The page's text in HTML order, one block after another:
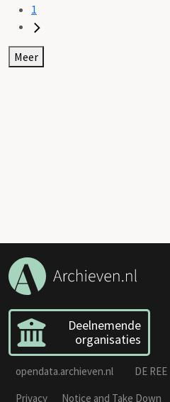
1
Meer
Deelnemende
organisaties
opendata.archieven.nl DE REE
Privacy
Notice and Take Down